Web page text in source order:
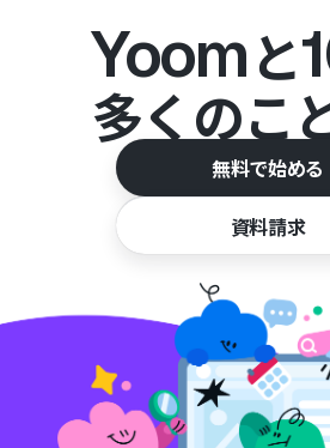
Yoomと
多くのこ
無料で始める
資料請求